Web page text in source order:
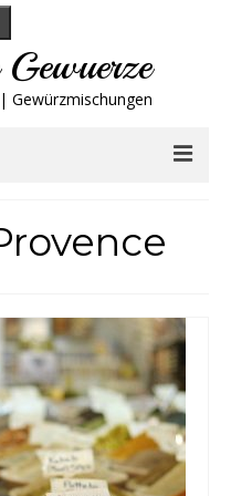
Gewuerze
Gewürzmischungen